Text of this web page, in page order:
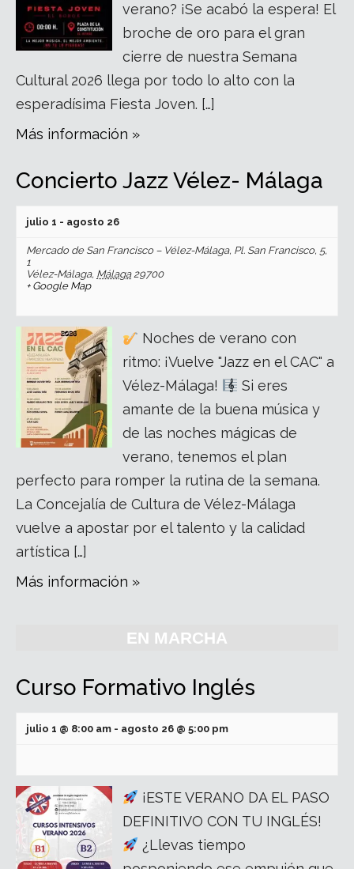
verano? ¡Se acabó la espera! El
broche de oro para el gran
cierre de nuestra Semana
Cultural 2026 llega por todo lo alto con la
esperadísima Fiesta Joven. […]
Más información »
Concierto Jazz Vélez- Málaga
julio 1 - agosto 26
Mercado de San Francisco – Vélez-Málaga, Pl. San Francisco, 5,
1
Vélez-Málaga, Málaga 29700
+ Google Map
Noches de verano con
ritmo: ¡Vuelve "Jazz en el CAC" a
Vélez-Málaga!
Si eres
amante de la buena música y
de las noches mágicas de
verano, tenemos el plan
perfecto para romper la rutina de la semana.
La Concejalía de Cultura de Vélez-Málaga
vuelve a apostar por el talento y la calidad
artística […]
Más información »
EN MARCHA
Curso Formativo Inglés
julio 1 @ 8:00 am - agosto 26 @ 5:00 pm
¡ESTE VERANO DA EL PASO
DEFINITIVO CON TU INGLÉS!
¿Llevas tiempo